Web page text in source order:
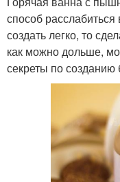
способ
создать легко, то
как можно дольше,
секреты по